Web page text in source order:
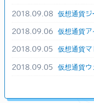
2018.09.08 仮想通貨ジ
2018.09.06 仮想通貨ア
2018.09.05 仮想通貨マ
2018.09.05 仮想通貨ウ